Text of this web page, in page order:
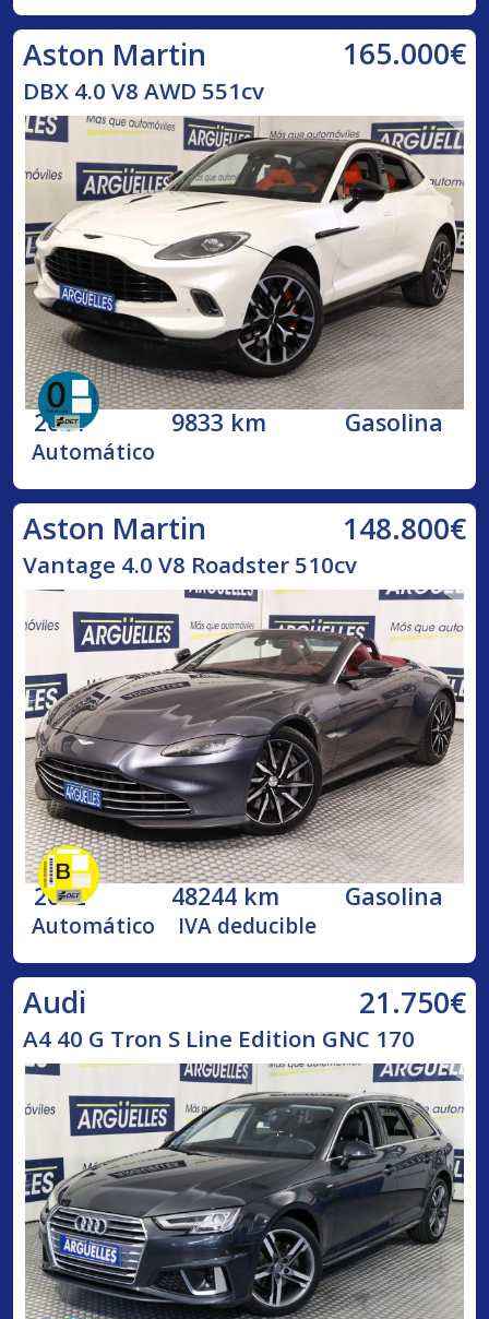
Aston Martin 165.000€
DBX 4.0 V8 AWD 551cv
2021 9833 km Gasolina
Automático
Aston Martin 148.800€
Vantage 4.0 V8 Roadster 510cv
2022 48244 km Gasolina
Automático IVA deducible
Audi 21.750€
A4 40 G Tron S Line Edition GNC 170